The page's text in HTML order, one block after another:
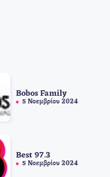
Bobos Family
5 Νοεμβρίου 2024
Best 97.3
5 Νοεμβρίου 2024